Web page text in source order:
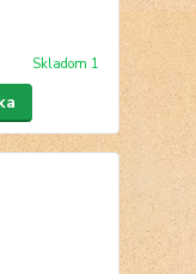
Skladom 1